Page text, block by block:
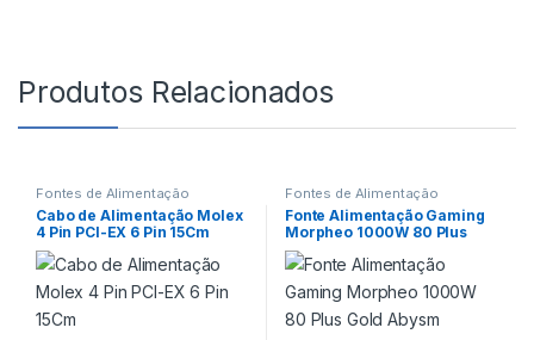
Produtos Relacionados
Fontes de Alimentação
Cabo de Alimentação Molex
4 Pin PCI-EX 6 Pin 15Cm
Fontes de Alimentação
Fonte Alimentação Gaming
Morpheo 1000W 80 Plus
Gold Abysm